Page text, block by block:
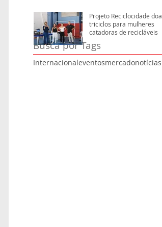
Busca por Tags
Internacionaleventosmercadonotícias
Projeto Reciclocidade doa
triciclos para mulheres
catadoras de recicláveis